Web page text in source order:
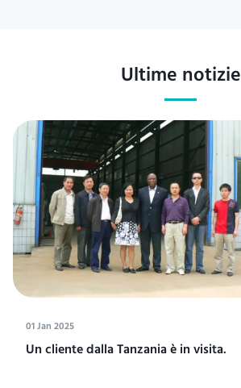
Ultime notizie
01 Jan 2025
Un cliente dalla Tanzania è in visita.